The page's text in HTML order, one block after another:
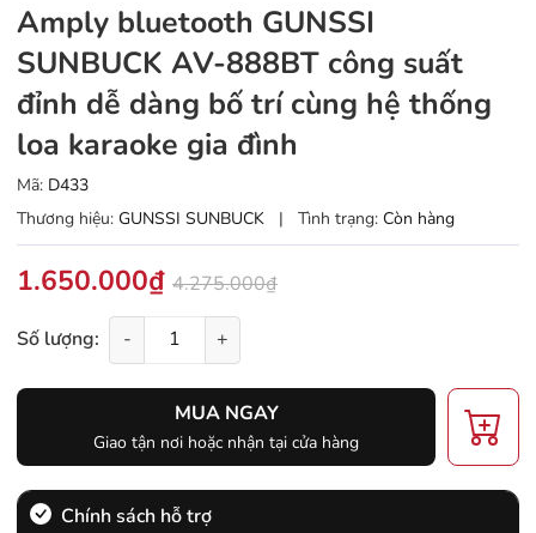
Amply bluetooth GUNSSI
SUNBUCK AV-888BT công suất
đỉnh dễ dàng bố trí cùng hệ thống
loa karaoke gia đình
Mã: D433
Thương hiệu: GUNSSI SUNBUCK | Tình trạng: Còn hàng
1.650.000₫ 4.275.000₫
Số lượng: - +
MUA NGAY
Giao tận nơi hoặc nhận tại cửa hàng
Chính sách hỗ trợ